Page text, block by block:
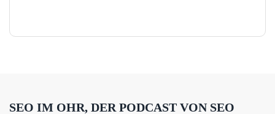
SEO IM OHR, DER PODCAST VON SEO